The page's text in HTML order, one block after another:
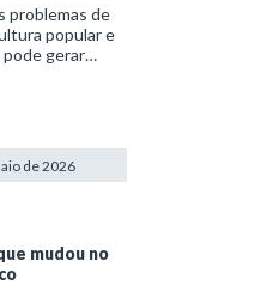
problemas de
popular e
pode gerar
de 2026
mudou no